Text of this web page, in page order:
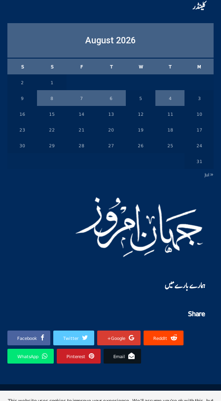
کلینڈر
August 2026
M
T
W
T
F
S
S
1
2
3
4
5
6
7
8
9
10
11
12
13
14
15
16
17
18
19
20
21
22
23
24
25
26
27
28
29
30
31
« Jul
ہمارے بارے میں
Share
Facebook Twitter Google+ ReddIt
WhatsApp Pinterest Email
© 2026 - jahan-e-imroz. All Rights Reserved.